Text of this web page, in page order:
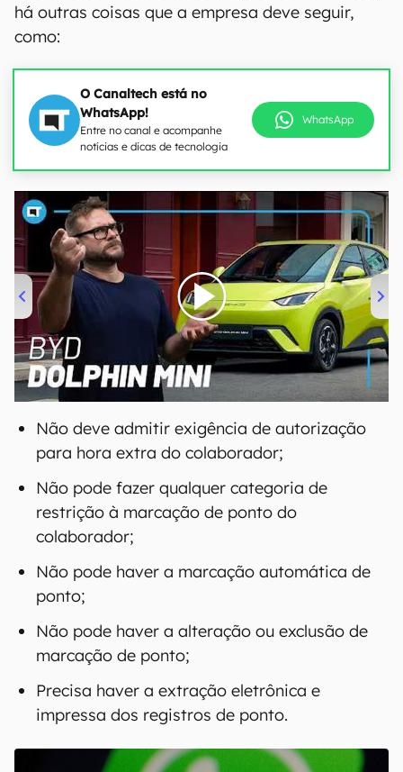
há outras coisas que a empresa deve seguir,
como:
O Canaltech está no
WhatsApp!
Entre no canal e acompanhe
notícias e dicas de tecnologia
WhatsApp
00:00/04:07
Não deve admitir exigência de autorização
para hora extra do colaborador;
Não pode fazer qualquer categoria de
restrição à marcação de ponto do
colaborador;
Não pode haver a marcação automática de
ponto;
Não pode haver a alteração ou exclusão de
marcação de ponto;
Precisa haver a extração eletrônica e
impressa dos registros de ponto.